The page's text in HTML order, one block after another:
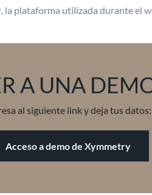
, la plataforma utilizada durante el
A UNA
al siguiente link y deja tus datos:
Acceso a demo de Xymmetry